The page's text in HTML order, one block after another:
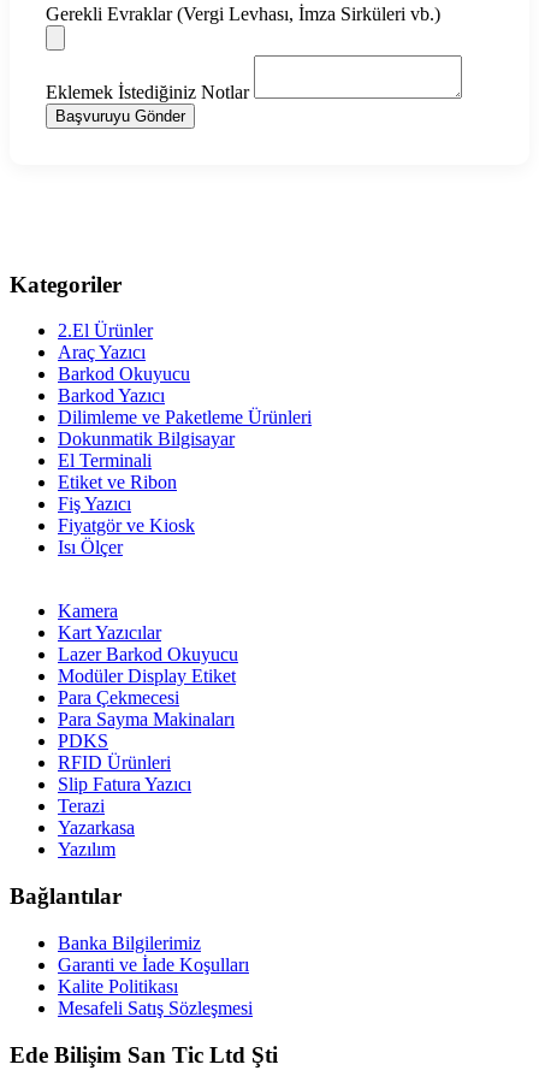
Gerekli Evraklar (Vergi Levhası, İmza Sirküleri vb.)
Eklemek İstediğiniz Notlar
Başvuruyu Gönder
Kategoriler
2.El Ürünler
Araç Yazıcı
Barkod Okuyucu
Barkod Yazıcı
Dilimleme ve Paketleme Ürünleri
Dokunmatik Bilgisayar
El Terminali
Etiket ve Ribon
Fiş Yazıcı
Fiyatgör ve Kiosk
Isı Ölçer
Kamera
Kart Yazıcılar
Lazer Barkod Okuyucu
Modüler Display Etiket
Para Çekmecesi
Para Sayma Makinaları
PDKS
RFID Ürünleri
Slip Fatura Yazıcı
Terazi
Yazarkasa
Yazılım
Bağlantılar
Banka Bilgilerimiz
Garanti ve İade Koşulları
Kalite Politikası
Mesafeli Satış Sözleşmesi
Ede Bilişim San Tic Ltd Şti